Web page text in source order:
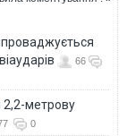
66
2,2-метрову
0